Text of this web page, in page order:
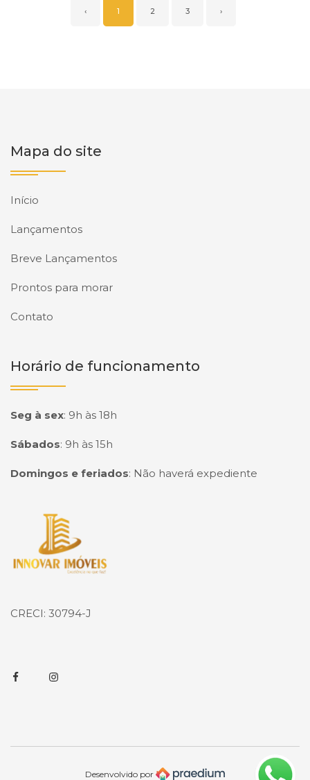
‹ 1 2 3 ›
Mapa do site
Início
Lançamentos
Breve Lançamentos
Prontos para morar
Contato
Horário de funcionamento
Seg à sex: 9h às 18h
Sábados: 9h às 15h
Domingos e feriados: Não haverá expediente
Página inicial
CRECI: 30794-J
FacebookInstagram
Desenvolvido por